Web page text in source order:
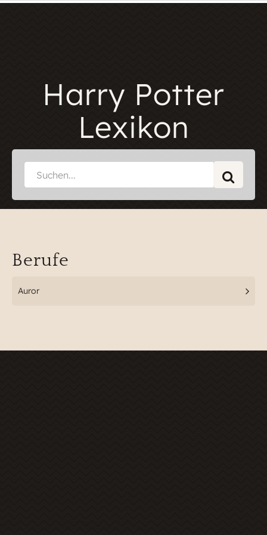
Harry Potter
Lexikon
Berufe
Auror